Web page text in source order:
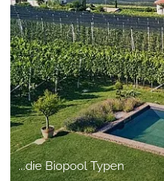
...die Biopool Typen